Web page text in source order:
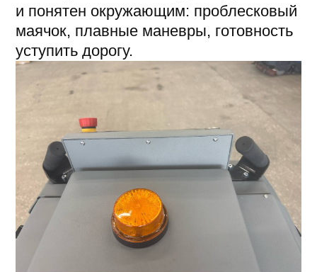
SE показал, что скорость уборки
можно совмещать с безопасностью
в зоне с пассажирами — подробности
в кейсе«Как робот Mark 2 справился
с уборкой в аэропорту Красноярска»
А в аэропорту Южно-Сахалинска
заработал первый Mark 2
объект с разницей +8 часов, где
маршрут и поведение робота
донастраивали удаленно:
по Южно-Сахалинску.
Эффект от внедрения
роботов
Главный эффект: предсказуемое
качество уборки по фиксированному